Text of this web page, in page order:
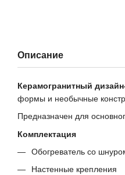
Описание
Керамогранитный
формы и необычные
Предназначен для
Комплектация
Обогреватель со
Настенные крепления